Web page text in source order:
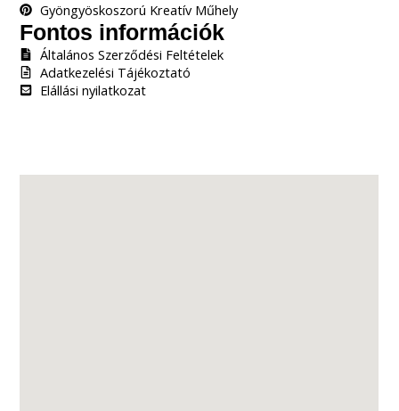
Gyöngyöskoszorú Kreatív Műhely
Fontos információk
Általános Szerződési Feltételek
Adatkezelési Tájékoztató
Elállási nyilatkozat